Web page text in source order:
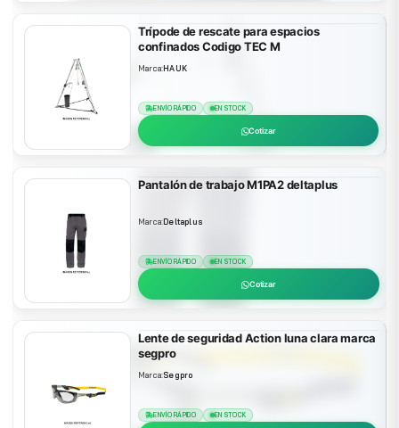
Trípode de rescate para espacios
confinados Codigo TEC M
Marca:HAUK
ENVÍO RÁPIDO EN STOCK
Cotizar
Pantalón de trabajo M1PA2 deltaplus
Marca:Deltaplus
ENVÍO RÁPIDO EN STOCK
Cotizar
Lente de seguridad Action luna clara marca
segpro
Marca:Segpro
ENVÍO RÁPIDO EN STOCK